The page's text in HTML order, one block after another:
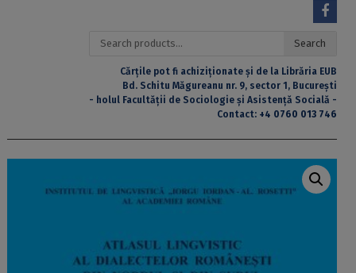
Search
Search
Cărțile pot fi achiziționate și de la Librăria EUB
Bd. Schitu Măgureanu nr. 9, sector 1, București
- holul Facultății de Sociologie și Asistență Socială -
Contact: +4 0760 013 746